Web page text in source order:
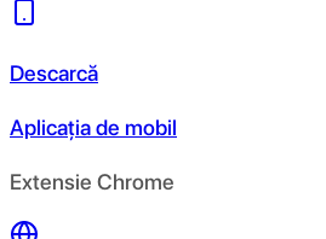
Descarcă
Aplicația de mobil
Extensie Chrome